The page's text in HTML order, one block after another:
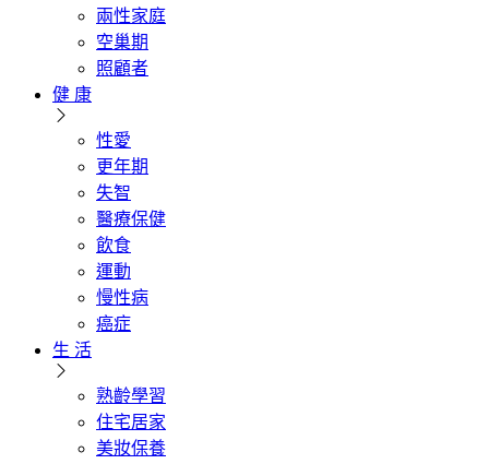
兩性家庭
空巢期
照顧者
健 康
性愛
更年期
失智
醫療保健
飲食
運動
慢性病
癌症
生 活
熟齡學習
住宅居家
美妝保養